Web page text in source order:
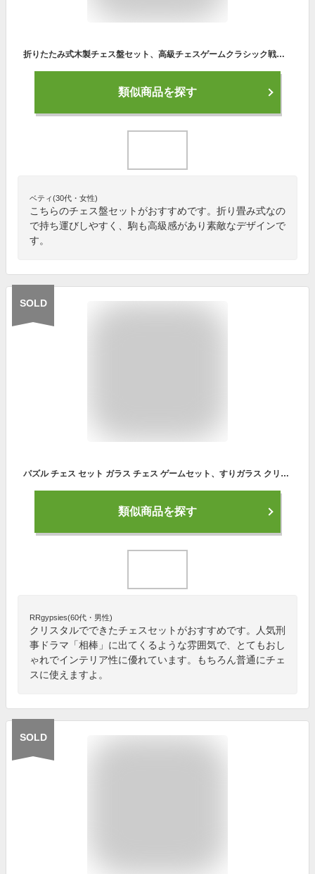
折りたたみ式木製チェス盤セット、高級チェスゲームクラシック戦術教育的相互作用チェスギフト、メタリック、45 * 45 * 3.5cm
類似商品を探す
ベティ(30代・女性)
こちらのチェス盤セットがおすすめです。折り畳み式なの
で持ち運びしやすく、駒も高級感があり素敵なデザインで
す。
SOLD
パズル チェス セット ガラス チェス ゲームセット、すりガラス クリスタル チェスボード ヤングアダルト セット、大人と子供用のクリスタル チェスセット 子供と大人向けのゲーム
類似商品を探す
RRgypsies(60代・男性)
クリスタルでできたチェスセットがおすすめです。人気刑
事ドラマ「相棒」に出てくるような雰囲気で、とてもおし
ゃれでインテリア性に優れています。もちろん普通にチェ
スに使えますよ。
SOLD